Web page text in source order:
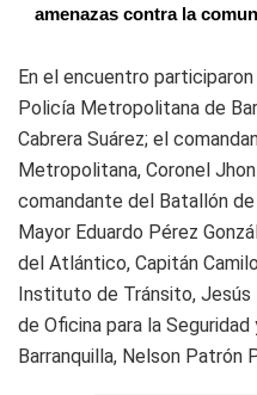
amenazas contra la
En el encuentro
Policía Metropolitana de
Cabrera Suárez; el
Metropolitana, Coronel
comandante del Batallón
Mayor Eduardo Pérez
del Atlántico, Capitán
Instituto de Tránsito,
de Oficina para la Seguridad
Barranquilla, Nelson Patrón